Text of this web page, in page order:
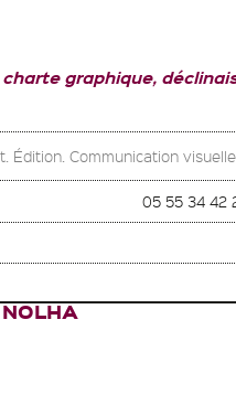
graphique,
Édition. Communication
05 55 34 42